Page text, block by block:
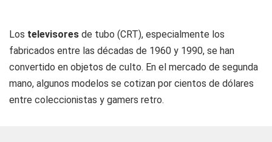
Los televisores de tubo (CRT), especialmente los
fabricados entre las décadas de 1960 y 1990, se han
convertido en objetos de culto. En el mercado de segunda
mano, algunos modelos se cotizan por cientos de dólares
entre coleccionistas y gamers retro.